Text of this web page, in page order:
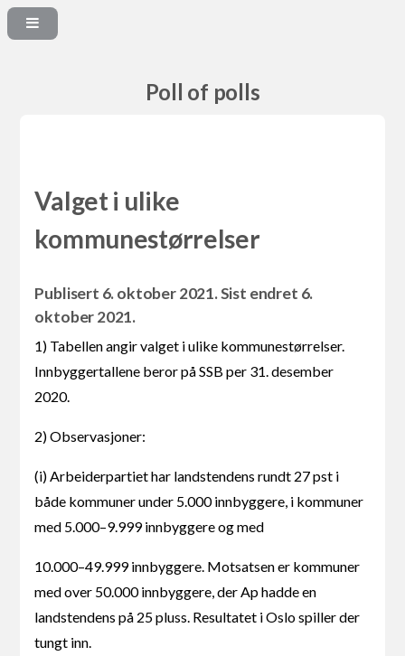
Poll of polls
Valget i ulike
kommunestørrelser
Publisert 6. oktober 2021. Sist endret 6.
oktober 2021.
1) Tabellen angir valget i ulike kommunestørrelser.
Innbyggertallene beror på SSB per 31. desember
2020.
2) Observasjoner:
(i) Arbeiderpartiet har landstendens rundt 27 pst i
både kommuner under 5.000 innbyggere, i kommuner
med 5.000–9.999 innbyggere og med
10.000–49.999 innbyggere. Motsatsen er kommuner
med over 50.000 innbyggere, der Ap hadde en
landstendens på 25 pluss. Resultatet i Oslo spiller der
tungt inn.